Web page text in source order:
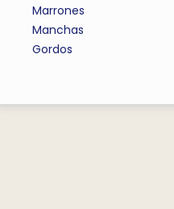
Marrones
Manchas
Gordos